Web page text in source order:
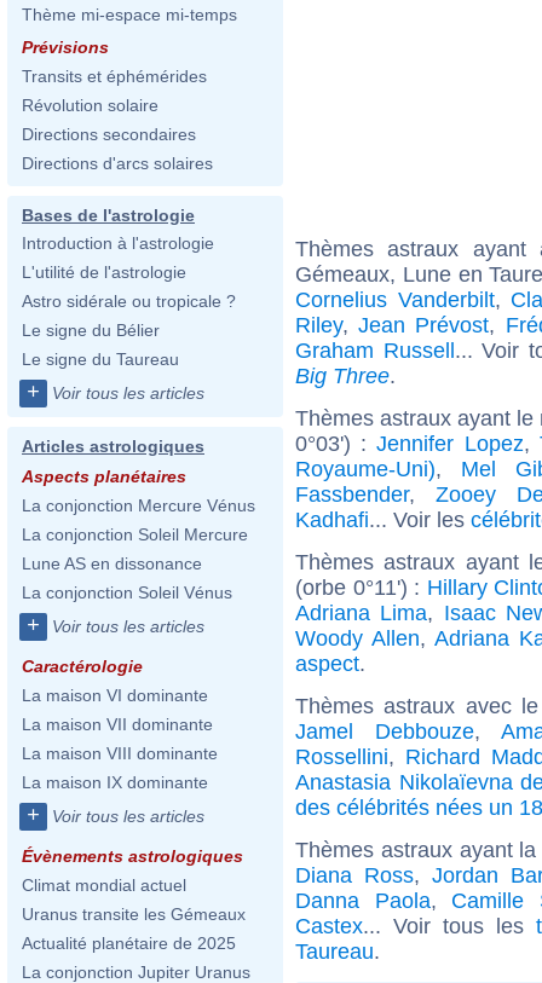
Thème mi-espace mi-temps
Prévisions
Transits et éphémérides
Révolution solaire
Directions secondaires
Directions d'arcs solaires
Bases de l'astrologie
Introduction à l'astrologie
L'utilité de l'astrologie
Astro sidérale ou tropicale ?
Le signe du Bélier
Le signe du Taureau
+ Voir tous les articles
Articles astrologiques
Aspects planétaires
La conjonction Mercure Vénus
La conjonction Soleil Mercure
Lune AS en dissonance
La conjonction Soleil Vénus
+ Voir tous les articles
Caractérologie
La maison VI dominante
La maison VII dominante
La maison VIII dominante
La maison IX dominante
+ Voir tous les articles
Évènements astrologiques
Climat mondial actuel
Uranus transite les Gémeaux
Actualité planétaire de 2025
La conjonction Jupiter Uranus
Thèmes astraux
Gémeaux, Lune en
Cornelius Vanderbilt,
Riley,Jean Prévost,
Graham Russell... Voir
Big Three.
Thèmes astraux ayant
0°03') :Jennifer Lopez,
Royaume-Uni), Mel
Fassbender, Zooey
Kadhafi... Voir les
Thèmes astraux ayant
(orbe 0°11') : Hillary
Adriana Lima, Isaac
Woody Allen, Adriana
aspect.
Thèmes astraux avec
Jamel Debbouze,
Rossellini, Richard
Anastasia Nikolaïevna
des célébrités nées un
Thèmes astraux ayant
Diana Ross, Jordan
Danna Paola, Camille
Castex... Voir tous les
Taureau.